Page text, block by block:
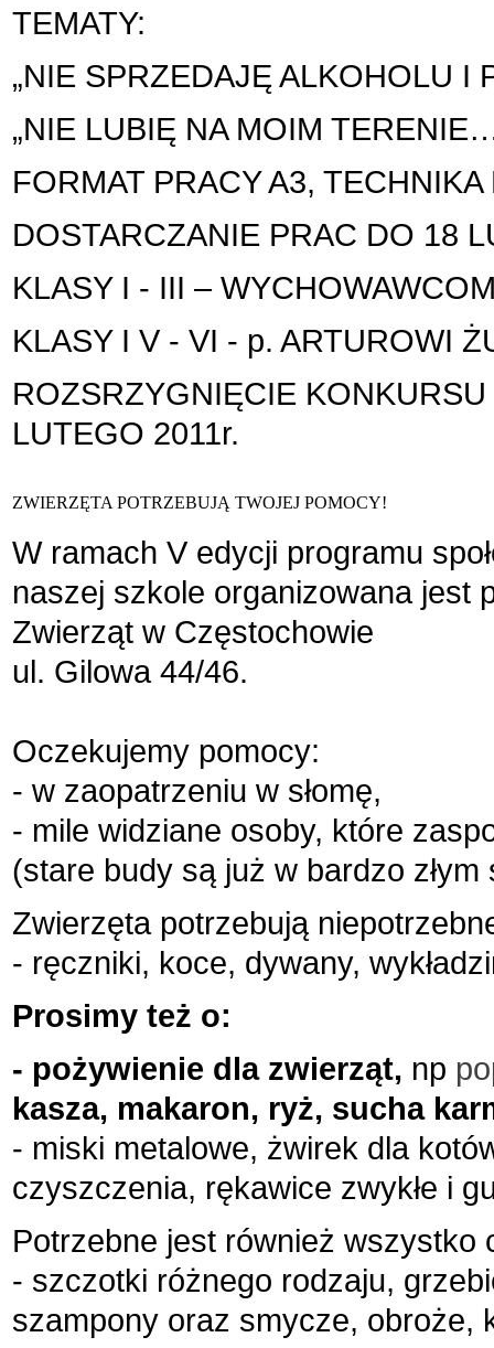
TEMATY:
„NIE SPRZEDAJĘ ALKOHOLU I
„NIE LUBIĘ NA MOIM
FORMAT PRACY A3,
DOSTARCZANIE PRAC DO 18
KLASY I - III –
KLASY I V - VI - p. ARTUROWI
ROZSRZYGNIĘCIE
LUTEGO 2011r.
ZWIERZĘTA POTRZEBUJĄ TWOJEJ POMOCY!
W ramach V edycji programu
naszej szkole organizowana jest
Zwierząt w Częstochowie
ul. Gilowa 44/46.
Oczekujemy pomocy:
- w zaopatrzeniu w słomę,
- mile widziane osoby, które
(stare budy są już w bardzo złym
Zwierzęta potrzebują
- ręczniki, koce, dywany,
Prosimy też o:
- pożywienie dla zwierząt, np
kasza, makaron, ryż, sucha
- miski metalowe, żwirek dla
czyszczenia, rękawice zwykłe i
Potrzebne jest również wszystko
- szczotki różnego rodzaju,
szampony oraz smycze, obroże,